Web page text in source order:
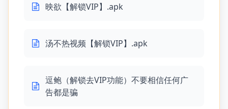
映欲【解锁VIP】.apk
汤不热视频【解锁VIP】.apk
逗鲍（解锁去VIP功能）不要相信任何广
告都是骗